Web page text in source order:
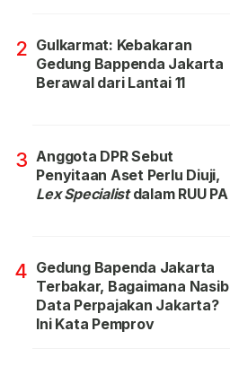
2 Gulkarmat: Kebakaran
Gedung Bappenda Jakarta
Berawal dari Lantai 11
3 Anggota DPR Sebut
Penyitaan Aset Perlu Diuji,
Lex Specialistdalam RUU PA
4 Gedung Bapenda Jakarta
Terbakar, Bagaimana Nasib
Data Perpajakan Jakarta?
Ini Kata Pemprov